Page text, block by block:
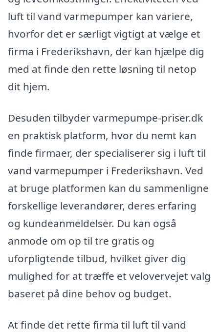
luft til vand varmepumper kan variere,
hvorfor det er særligt vigtigt at vælge et
firma i Frederikshavn, der kan hjælpe dig
med at finde den rette løsning til netop
dit hjem.
Desuden tilbyder varmepumpe-priser.dk
en praktisk platform, hvor du nemt kan
finde firmaer, der specialiserer sig i luft til
vand varmepumper i Frederikshavn. Ved
at bruge platformen kan du sammenligne
forskellige leverandører, deres erfaring
og kundeanmeldelser. Du kan også
anmode om op til tre gratis og
uforpligtende tilbud, hvilket giver dig
mulighed for at træffe et velovervejet valg
baseret på dine behov og budget.
At finde det rette firma til luft til vand